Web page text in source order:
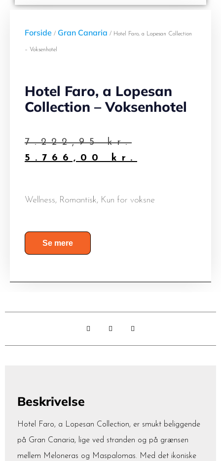
Forside / Gran Canaria / Hotel Faro, a Lopesan Collection
– Voksenhotel
Hotel Faro, a Lopesan
Collection – Voksenhotel
7.222,95kr.
5.766,00
kr.
Wellness, Romantisk, Kun for voksne
Se mere
Beskrivelse
Hotel Faro, a Lopesan Collection, er smukt beliggende
på Gran Canaria, lige ved stranden og på grænsen
mellem Meloneras og Maspalomas. Med det ikoniske